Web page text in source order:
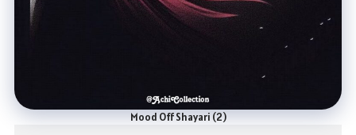
Mood Off Shayari (2)